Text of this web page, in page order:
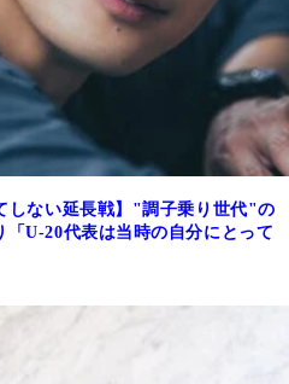
しない延長戦】"調子乗り世代"の
「U-20代表は当時の自分にとって